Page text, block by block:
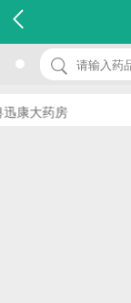
康大药房
名 称：腰息痛胶囊
品 牌：(豪运)